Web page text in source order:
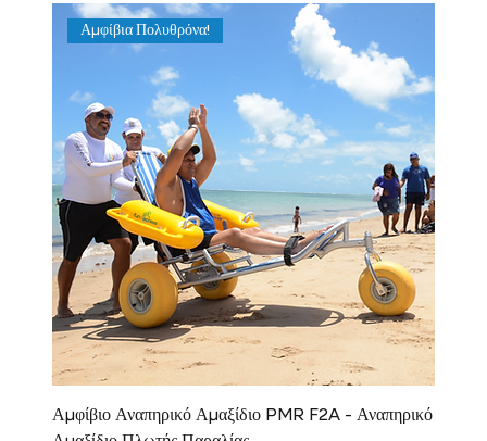
Αμφίβια Πολυθρόνα!
Αμφίβιο Αναπηρικό Αμαξίδιο PMR F2A - Αναπηρικό